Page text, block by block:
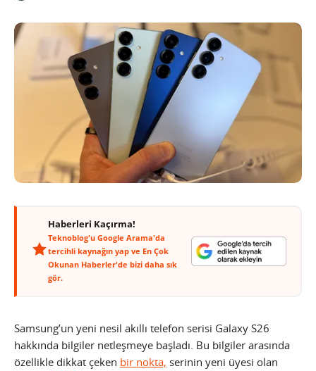
Haberleri Kaçırma!
Teknoblog'u Google Arama'da
tercihli kaynağın yap ve En Çok
Okunan Haberler'de bizi daha sık
gör.
Samsung’un yeni nesil akıllı telefon serisi Galaxy S26
hakkında bilgiler netleşmeye başladı. Bu bilgiler arasında
özellikle dikkat çeken bir nokta, serinin yeni üyesi olan